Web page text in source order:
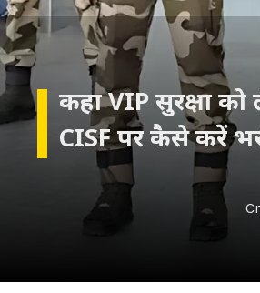
कहा VIP सुरक्षा
CISF पर कैसे करें